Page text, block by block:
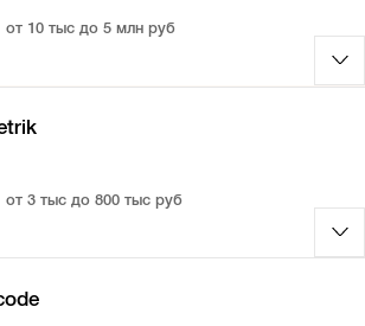
от 10 тыс до 5 млн руб
от 3 тыс до 800 тыс руб